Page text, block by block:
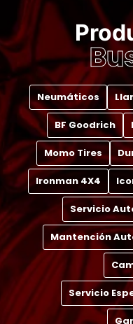
Neumáticos
BF Goodrich
Momo Tires
Ironman 4X4
Servicio
Mantención
Servicio